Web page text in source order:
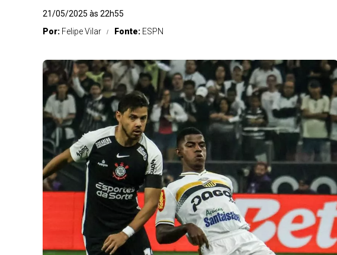
21/05/2025 às 22h55
Por: Felipe Vilar Fonte: ESPN